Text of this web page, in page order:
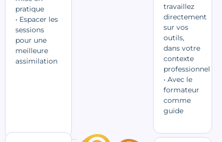
pratique
• Espacer les
sessions
pour une
meilleure
assimilation
travaillez
directement
sur vos
outils,
dans votre
contexte
professionnel
• Avec le
formateur
comme
guide